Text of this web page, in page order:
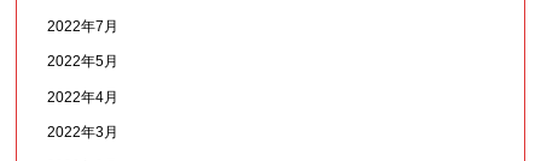
2022年7月
2022年5月
2022年4月
2022年3月